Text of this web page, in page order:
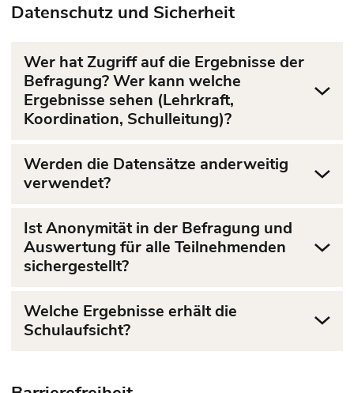
Datenschutz und Sicherheit
Wer hat Zugriff auf die Ergebnisse der
Befragung? Wer kann welche
Ergebnisse sehen (Lehrkraft,
Koordination, Schulleitung)?
Werden die Datensätze anderweitig
verwendet?
Ist Anonymität in der Befragung und
Auswertung für alle Teilnehmenden
sichergestellt?
Welche Ergebnisse erhält die
Schulaufsicht?